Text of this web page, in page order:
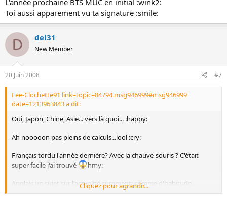
L'année prochaine BTS MUC en initial :wink2:
Toi aussi apparement vu ta signature :smile:
D del31
New Member
20 Juin 2008 #7
Fee-Clochette91 link=topic=84794.msg946999#msg946999
date=1213963843 a dit:
Oui, Japon, Chine, Asie... vers là quoi... :happy:
Ah nooooon pas pleins de calculs...lool :cry:
Français tordu l'année dernière? Avec la chauve-souris ? C'était
super facile j'ai trouvé
hmy:
Anglais un sujet sur l'actualité surement; comme d'habitude...
Cliquez pour agrandir...